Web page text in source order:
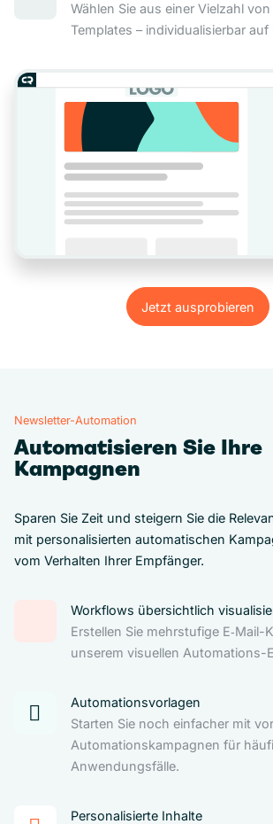
Jetzt ausprobieren
Jetzt ausprobieren
Wählen Sie aus einer Vielzahl
Templates – individualisierbar
Newsletter-Automation
Automatisieren Sie Ihre
Kampagnen
Sparen Sie Zeit und steigern Sie die
mit personalisierten automatischen
vom Verhalten Ihrer Empfänger.
Workflows übersichtlich
Erstellen Sie mehrstufige E‑Mail-
unserem visuellen Automations-
Automationsvorlagen
Starten Sie noch einfacher mit
Automationskampagnen für
Anwendungsfälle.
Personalisierte Inhalte